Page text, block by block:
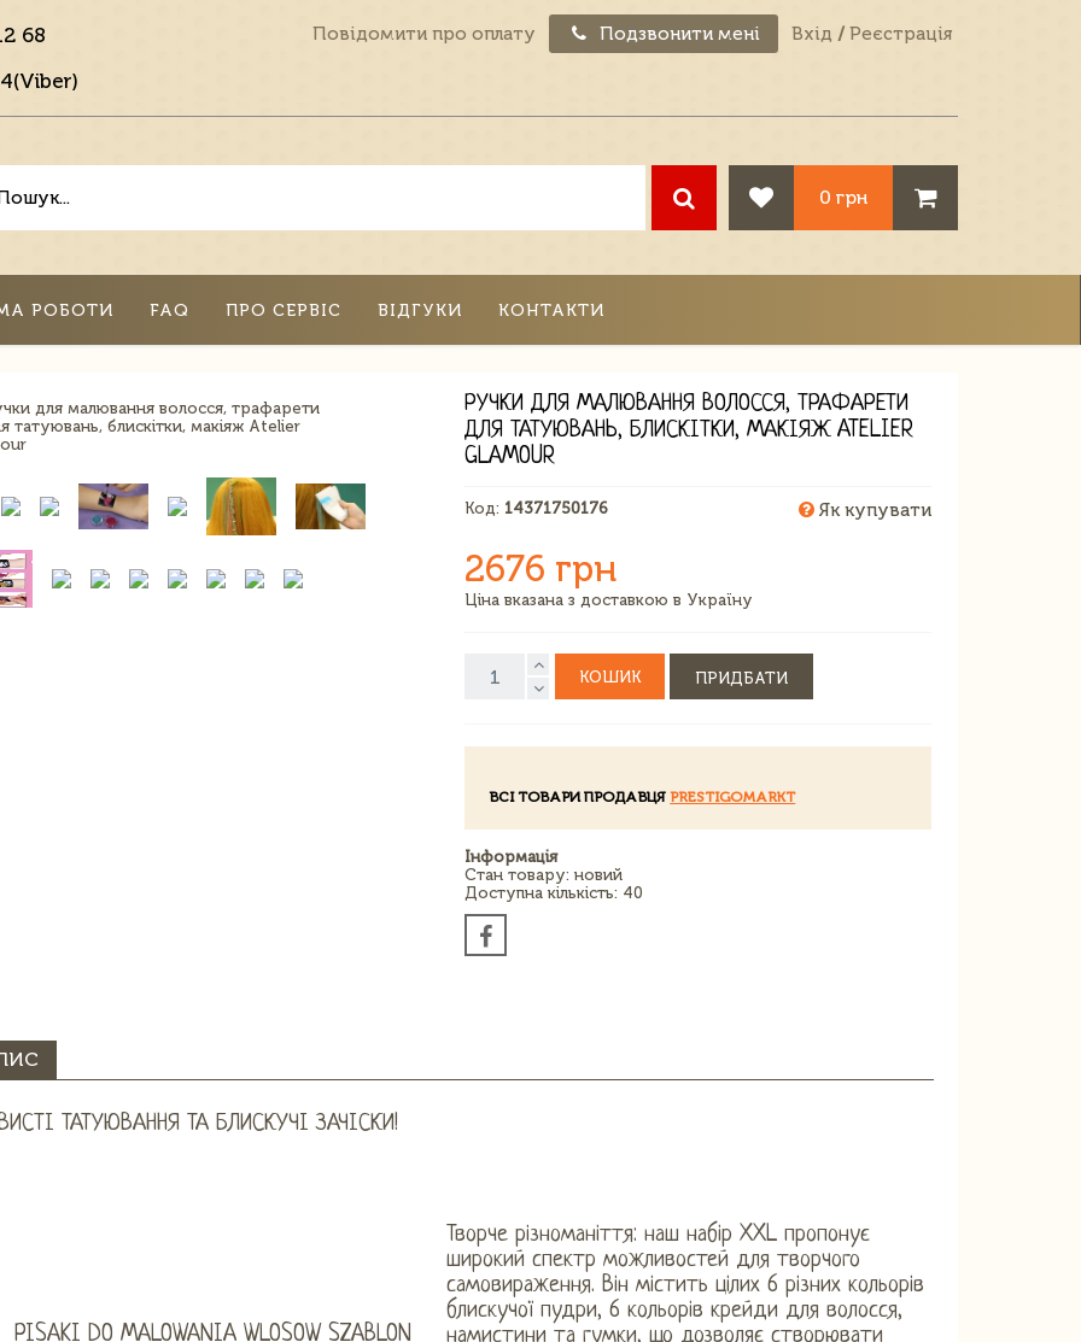
68
Повідомити про оплату Подзвонити мені Вхід / Реєстрація
0 грн
РОБОТИ FAQ ПРО СЕРВІС ВІДГУКИ КОНТАКТИ
РУЧКИ ДЛЯ МАЛЮВАННЯ ВОЛОССЯ, ТРАФАРЕТИ
ДЛЯ ТАТУЮВАНЬ, БЛИСКІТКИ, МАКІЯЖ ATELIER
GLAMOUR
Код: 14371750176 Як купувати
2676 грн
Ціна вказана з доставкою в Україну
КОШИК ПРИДБАТИ
ВСІ ТОВАРИ ПРОДАВЦЯPRESTIGOMARKT
Інформація
Стан товару: новий
Доступна кількість: 40
ТАТУЮВАННЯ ТА БЛИСКУЧІ ЗАЧІСКИ!
Творче різноманіття: наш набір XXL пропонує
широкий спектр можливостей для творчого
самовираження. Він містить цілих 6 різних кольорів
блискучої пудри, 6 кольорів крейди для волосся,
намистини та гумки, що дозволяє створювати